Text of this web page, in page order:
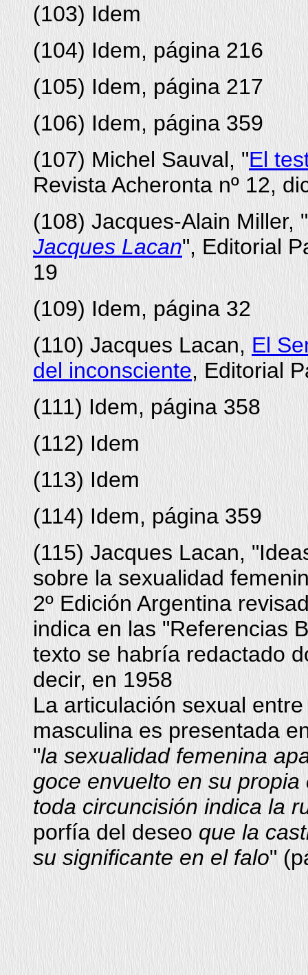
(103) Idem
(104) Idem, página 216
(105) Idem, página 217
(106) Idem, página 359
(107) Michel Sauval, "El
Revista Acheronta nº 12,
(108) Jacques-Alain Miller, "
Jacques Lacan", Editorial
19
(109) Idem, página 32
(110) Jacques Lacan,El
del inconsciente, Editorial
(111) Idem, página 358
(112) Idem
(113) Idem
(114) Idem, página 359
(115) Jacques Lacan,
sobre la sexualidad
2º Edición Argentina
indica en las "Referencias
texto se habría redactado
decir, en 1958
La articulación sexual
masculina es presentada
"la sexualidad femenina
goce envuelto en su
toda circuncisión indica la
porfía del deseoque la
su significante en el falo"